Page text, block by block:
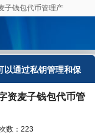
子钱包代币管理产
以通过私钥管理和保
资麦子钱包代币管
数：223